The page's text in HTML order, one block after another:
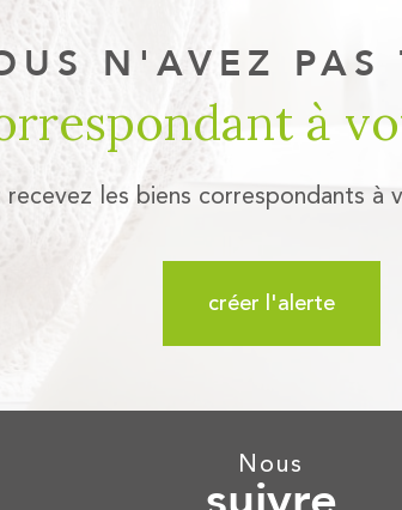
N'AVEZ PAS
à
les biens correspondants
créer l'alerte
nous